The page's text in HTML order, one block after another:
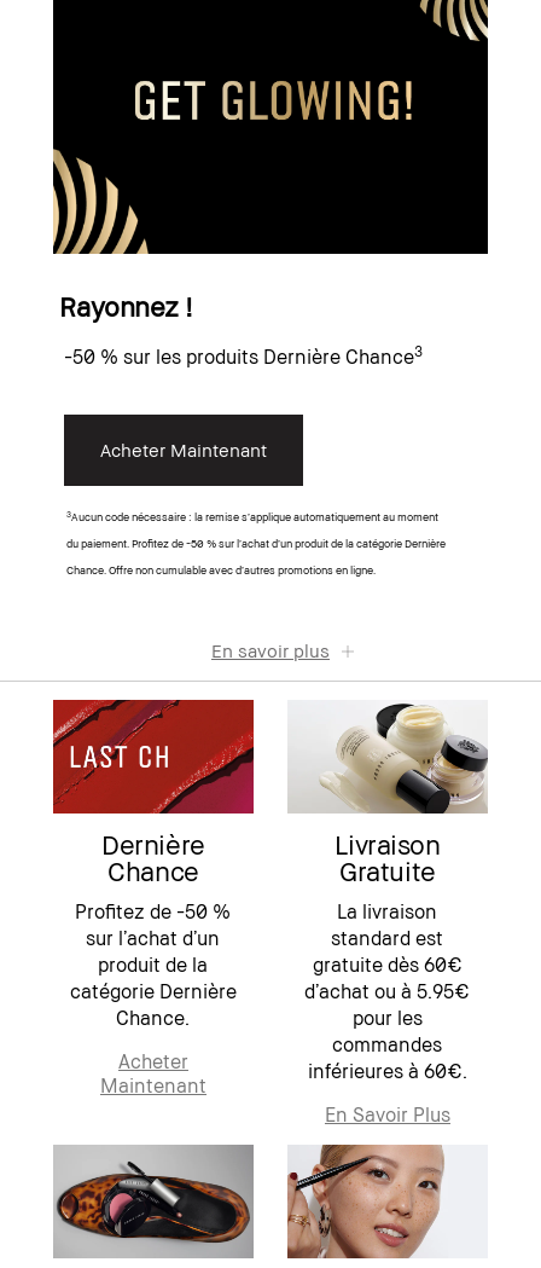
Rayonnez !
-50 % sur les produits Dernière Chance3
Acheter Maintenant
3Aucun code nécessaire : la remise s’applique automatiquement au moment
du paiement. Profitez de -50 % sur l’achat d’un produit de la catégorie Dernière
Chance. Offre non cumulable avec d’autres promotions en ligne.
En savoir plus
Dernière
Chance
Profitez de -50 %
sur l’achat d’un
produit de la
catégorie Dernière
Chance.
Acheter
Maintenant
Livraison
Gratuite
La livraison
standard est
gratuite dès 60€
d’achat ou à 5.95€
pour les
commandes
inférieures à 60€.
En Savoir Plus